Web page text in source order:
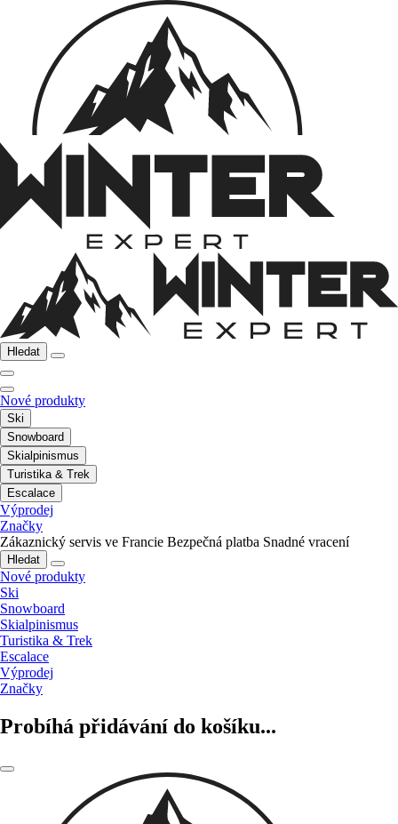
Hledat
Nové produkty
Ski
Snowboard
Skialpinismus
Turistika & Trek
Escalace
Výprodej
Značky
Zákaznický servis ve Francie Bezpečná platba Snadné vracení
Hledat
Nové produkty
Ski
Snowboard
Skialpinismus
Turistika & Trek
Escalace
Výprodej
Značky
Probíhá přidávání do košíku...